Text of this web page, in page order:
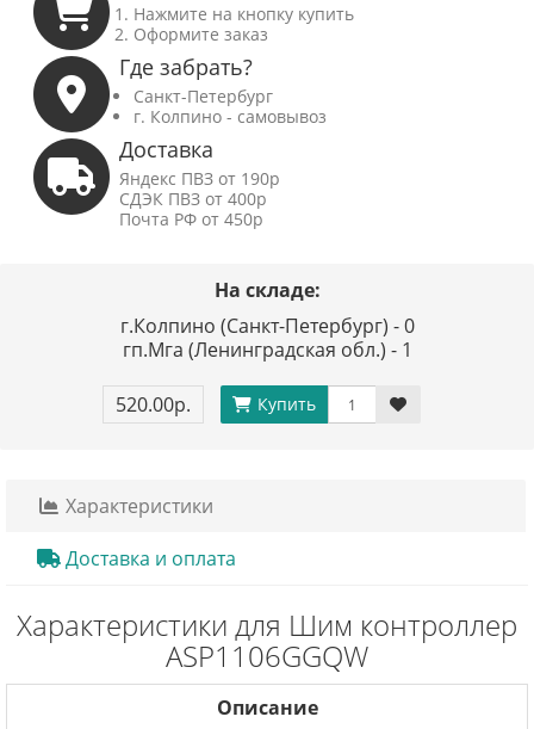
Нажмите на кнопку купить
Оформите заказ
Где забрать?
Санкт-Петербург
г. Колпино - самовывоз
Доставка
Яндекс ПВЗ от 190р
СДЭК ПВЗ от 400р
Почта РФ от 450р
На складе:
г.Колпино (Санкт-Петербург) - 0
гп.Мга (Ленинградская обл.) - 1
520.00р. Купить
Характеристики
Доставка и оплата
Характеристики для Шим контроллер
ASP1106GGQW
Описание